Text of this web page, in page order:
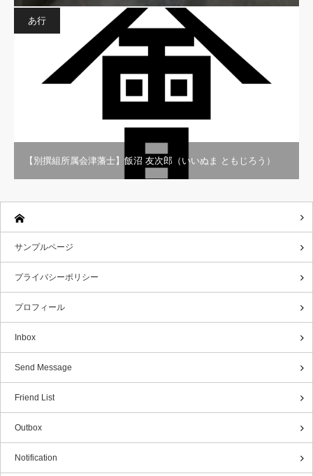
あ行
【別撰組所属会津藩士】飯沼 友次郎（いいぬま ともじろう）
サンプルページ
プライバシーポリシー
プロフィール
Inbox
Send Message
Friend List
Outbox
Notification